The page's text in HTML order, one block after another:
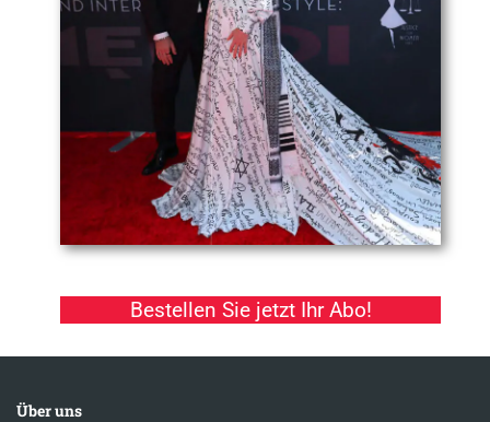
Bestellen Sie jetzt Ihr Abo!
Über uns